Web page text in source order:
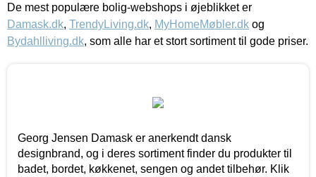
De mest populære bolig-webshops i øjeblikket er
Damask.dk, TrendyLiving.dk, MyHomeMøbler.dk og
Bydahlliving.dk, som alle har et stort sortiment til gode priser.
Georg Jensen Damask er anerkendt dansk
designbrand, og i deres sortiment finder du produkter til
badet, bordet, køkkenet, sengen og andet tilbehør. Klik